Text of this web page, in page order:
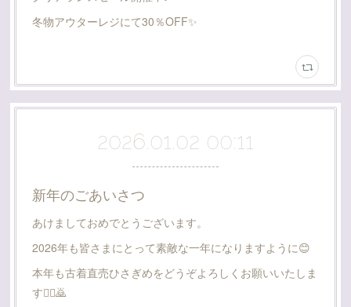
冬物アウターレジにて30％OFF✨️
2026.01.02 00:11
新年のごあいさつ
あけましておめでとうございます。
2026年も皆さまにとって素敵な一年になりますように😊
本年も古着直売ひさぎめをどうぞよろしくお願いいたしま
す🙇‍♂️🙇